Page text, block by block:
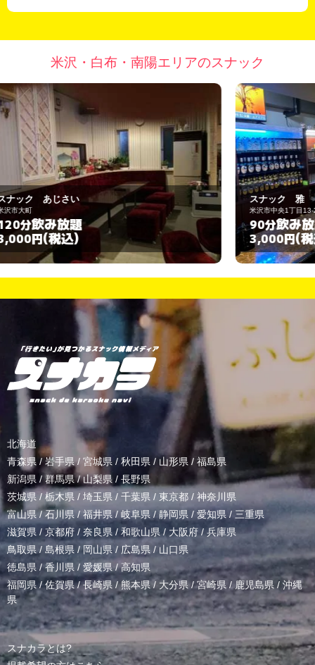
米沢・白布・南陽エリアのスナック
スナック 雅
米沢市中央1丁目13-23
90分飲み放題
3,000円(税込)
北海道
青森県 / 岩手県/ 宮城県 / 秋田県 / 山形県/ 福島県
新潟県 /群馬県/山梨県 / 長野県
茨城県 / 栃木県 / 埼玉県 / 千葉県 / 東京都 / 神奈川県
富山県 /石川県/福井県/岐阜県 / 静岡県 / 愛知県 / 三重県
滋賀県 / 京都府 / 奈良県 / 和歌山県/ 大阪府 /兵庫県
鳥取県/ 島根県 /岡山県/ 広島県 / 山口県
徳島県 /香川県 / 愛媛県/高知県
福岡県/佐賀県/長崎県 /熊本県/ 大分県/宮崎県 /鹿児島県 / 沖縄
県
スナカラとは?